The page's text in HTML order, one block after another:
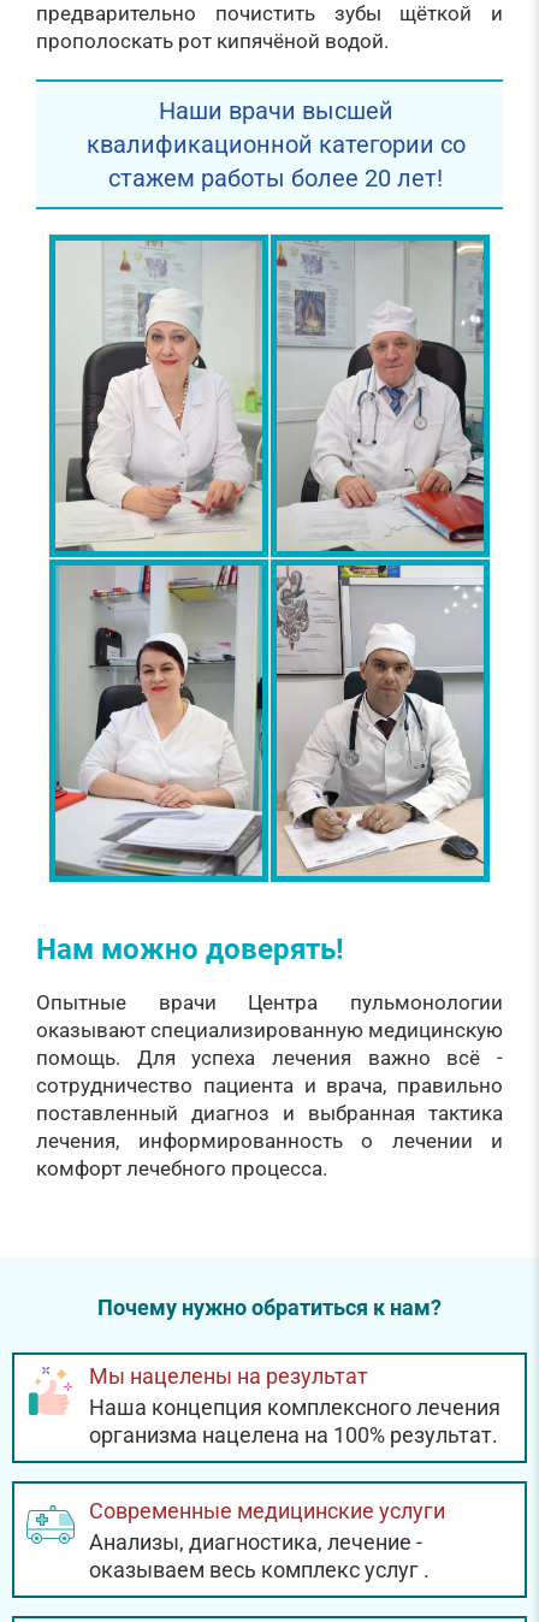
предварительно почистить зубы щёткой и
прополоскать рот кипячёной водой.
Наши врачи высшей
квалификационной категории со
стажем работы более 20 лет!
Нам можно доверять!
Опытные врачи Центра пульмонологии
оказывают специализированную медицинскую
помощь. Для успеха лечения важно всё -
сотрудничество пациента и врача, правильно
поставленный диагноз и выбранная тактика
лечения, информированность о лечении и
комфорт лечебного процесса.
Почему нужно обратиться к нам?
Мы нацелены на результат
Наша концепция комплексного лечения
организма нацелена на 100% результат.
Современные медицинские услуги
Анализы, диагностика, лечение -
оказываем весь комплекс услуг .